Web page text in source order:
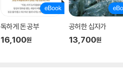
독하게 돈 공부
16,100원
공허한 십자가
13,700원